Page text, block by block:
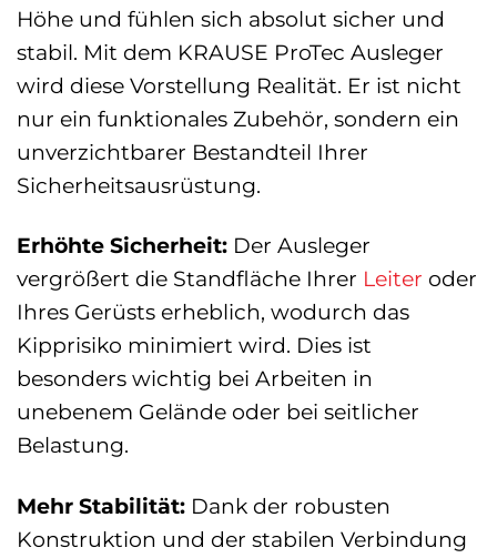
Höhe und fühlen sich absolut sicher und
stabil. Mit dem KRAUSE ProTec Ausleger
wird diese Vorstellung Realität. Er ist nicht
nur ein funktionales Zubehör, sondern ein
unverzichtbarer Bestandteil Ihrer
Sicherheitsausrüstung.
Erhöhte Sicherheit: Der Ausleger
vergrößert die Standfläche Ihrer Leiter oder
Ihres Gerüsts erheblich, wodurch das
Kipprisiko minimiert wird. Dies ist
besonders wichtig bei Arbeiten in
unebenem Gelände oder bei seitlicher
Belastung.
Mehr Stabilität: Dank der robusten
Konstruktion und der stabilen Verbindung